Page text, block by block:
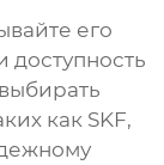
его
доступность
как SKF,